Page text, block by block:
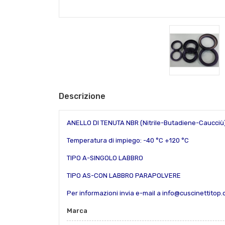
Descrizione
ANELLO DI TENUTA NBR (Nitrile-Butadiene-
Temperatura di impiego: -40 °C +120 °C
TIPO A-SINGOLO LABBRO
TIPO AS-CON LABBRO PARAPOLVERE
Per informazioni invia e-mail a
Marca